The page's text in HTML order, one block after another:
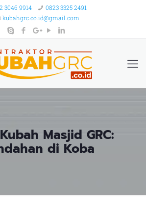
3046 9914
0823 3325 2491
kubahgrc.co.id@gmail.com
Masjid GRC:
di Koba